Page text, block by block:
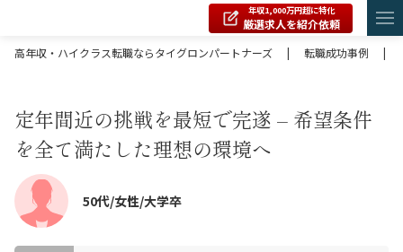
年収1,000万円超に特化
厳選求人を紹介依頼
高年収・ハイクラス転職ならタイグロンパートナーズ
| 転職成功事例 |
定年間近の挑戦を最短で完遂 – 希望条件
を全て満たした理想の環境へ
50代/女性/大学卒